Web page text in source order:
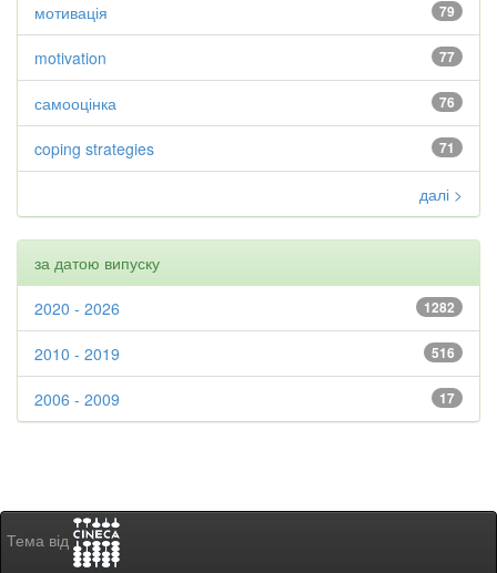
79
мотивація
77
motivation
76
самооцінка
71
coping strategies
далі >
за датою випуску
1282
2020 - 2026
516
2010 - 2019
17
2006 - 2009
Тема від